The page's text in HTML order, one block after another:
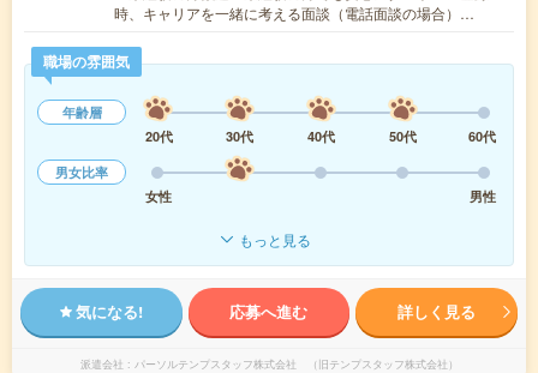
時、キャリアを一緒に考える面談（電話面談の場合）…
職場の雰囲気
年齢層
20代
30代 40代 50代
60代
男女比率
女性
男性
もっと見る
気になる! 応募へ進む 詳しく見る
派遣会社 パーソルテンプスタッフ株式会社 （旧テンプスタッフ株式会社）